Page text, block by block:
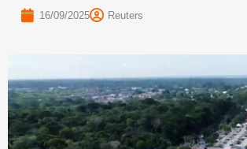
16/09/2025 Reuters